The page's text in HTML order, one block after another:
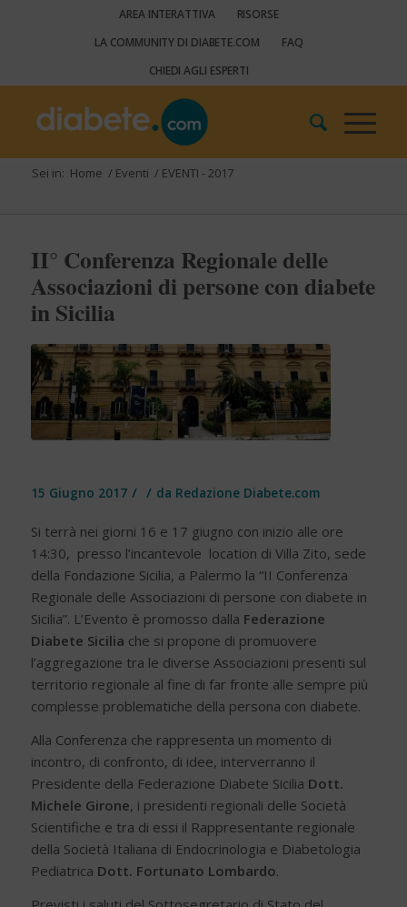
AREA INTERATTIVA
RISORSE
LA COMMUNITY DI DIABETE.COM
FAQ
CHIEDI AGLI ESPERTI
Sei in: Home / Eventi / EVENTI - 2017
II° Conferenza Regionale delle
Associazioni di persone con diabete
in Sicilia
15 Giugno 2017 / / da Redazione Diabete.com
Si terrà nei giorni 16 e 17 giugno con inizio alle ore
14:30, presso l’incantevole location di Villa Zito, sede
della Fondazione Sicilia, a Palermo la “II Conferenza
Regionale delle Associazioni di persone con diabete in
Sicilia”. L’Evento è promosso dalla Federazione
Diabete Sicilia che si propone di promuovere
l’aggregazione tra le diverse Associazioni presenti sul
territorio regionale al fine di far fronte alle sempre più
complesse problematiche della persona con diabete.
Alla Conferenza che rappresenta un momento di
incontro, di confronto, di idee, interverranno il
Presidente della Federazione Diabete Sicilia Dott.
Michele Girone, i presidenti regionali delle Società
Scientifiche e tra di essi il Rappresentante regionale
della Società Italiana di Endocrinologia e Diabetologia
Pediatrica Dott. Fortunato Lombardo.